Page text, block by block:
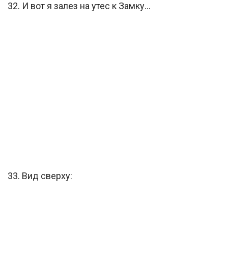
32. И вот я залез на утес к Замку…
33. Вид сверху: